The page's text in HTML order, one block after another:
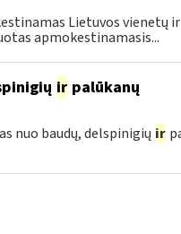
Lietuvos vienetų
apmokestinamasis...
irpalūkanų
nuo baudų, delspinigių ir